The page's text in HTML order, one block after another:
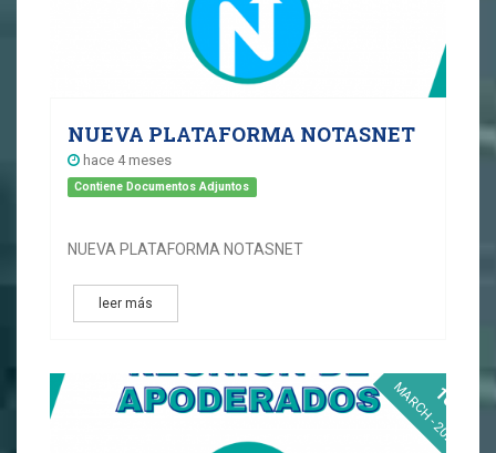
NUEVA PLATAFORMA NOTASNET
hace 4 meses
Contiene Documentos Adjuntos
NUEVA PLATAFORMA NOTASNET
leer más
10
MARCH - 2026